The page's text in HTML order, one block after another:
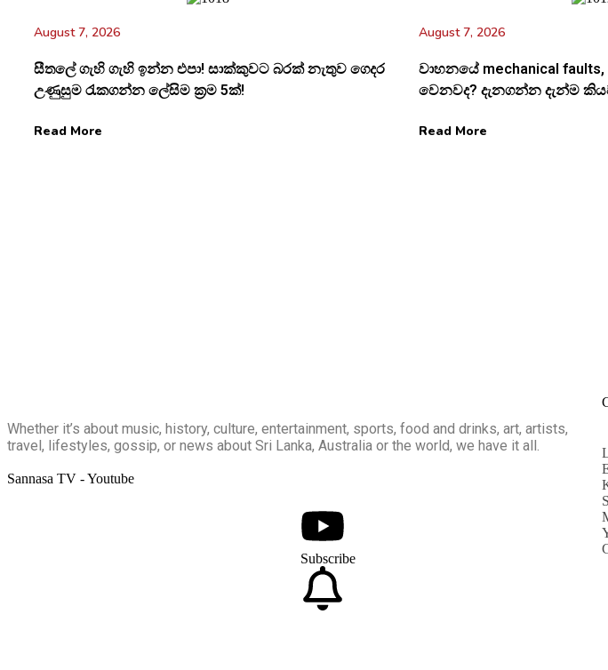
August 7, 2026
සීතලේ ගැහි ගැහි ඉන්න එපා! සාක්කුවට බරක් නැතුව ගෙදර
උණුසුම රැකගන්න ලේසිම ක්‍රම 5ක්!
Read More
August 7, 2026
වාහනයේ mechanical
වෙනවද? දැනගන්න දැන්ම
Read More
Whether it’s about music, history, culture, entertainment, sports, food and drinks, art, artists,
travel, lifestyles, gossip, or news about Sri Lanka, Australia or the world, we have it all.
Sannasa TV - Youtube
Subscribe